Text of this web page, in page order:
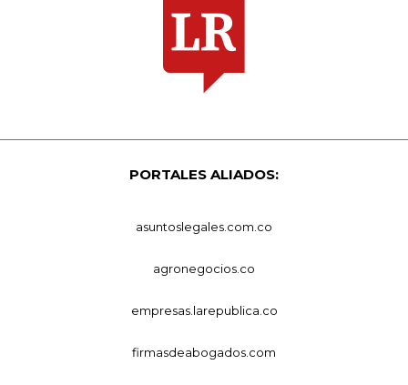
PORTALES ALIADOS:
asuntoslegales.com.co
agronegocios.co
empresas.larepublica.co
firmasdeabogados.com